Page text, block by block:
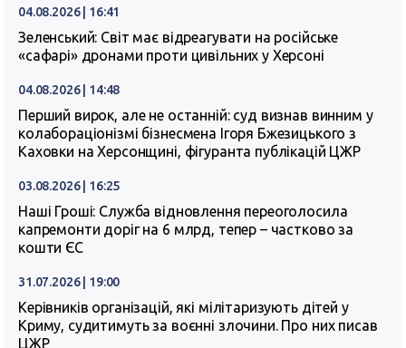
04.08.2026 | 16:41
Зеленський: Світ має відреагувати на російське
«сафарі» дронами проти цивільних у Херсоні
04.08.2026 | 14:48
Перший вирок, але не останній: суд визнав винним у
колабораціонізмі бізнесмена Ігоря Бжезицького з
Каховки на Херсонщині, фігуранта публікацій ЦЖР
03.08.2026 | 16:25
Наші Гроші: Служба відновлення переоголосила
капремонти доріг на 6 млрд, тепер – частково за
кошти ЄС
31.07.2026 | 19:00
Керівників організацій, які мілітаризують дітей у
Криму, судитимуть за воєнні злочини. Про них писав
ЦЖР